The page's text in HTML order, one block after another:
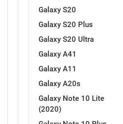
Galaxy S20
Galaxy S20 Plus
Galaxy S20 Ultra
Galaxy A41
Galaxy A11
Galaxy A20s
Galaxy Note 10 Lite
(2020)